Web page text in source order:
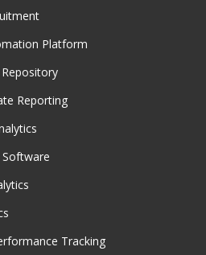
Platform
Reporting
Tracking